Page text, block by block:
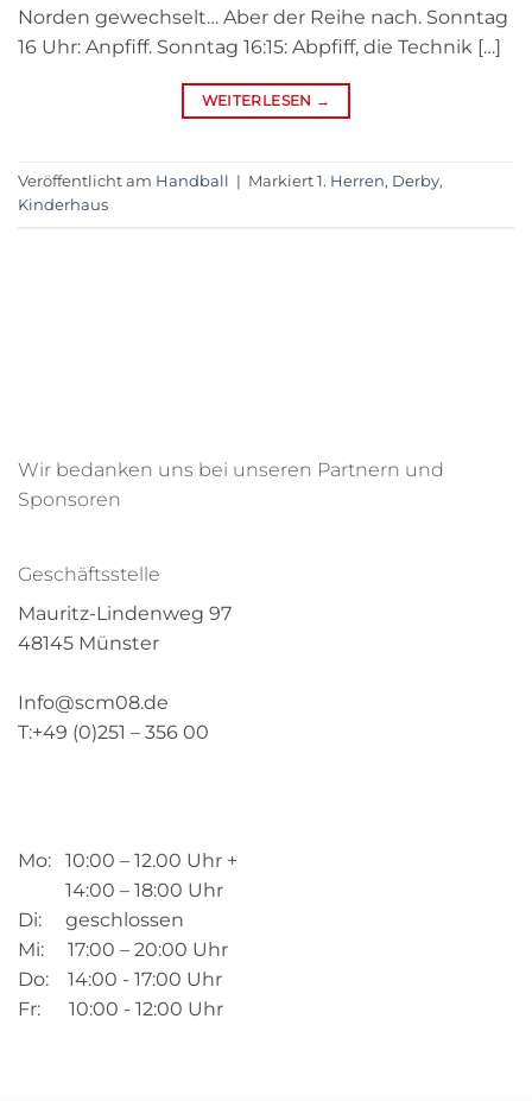
Norden gewechselt… Aber der Reihe nach. Sonntag
16 Uhr: Anpfiff. Sonntag 16:15: Abpfiff, die Technik […]
WEITERLESEN →
Veröffentlicht am Handball | Markiert 1. Herren, Derby,
Kinderhaus
Wir bedanken uns bei unseren Partnern und
Sponsoren
Geschäftsstelle
Mauritz-Lindenweg 97
48145 Münster
Info@scm08.de
T:+49 (0)251 – 356 00
Mo: 10:00 – 12.00 Uhr +
14:00 – 18:00 Uhr
Di: geschlossen
Mi: 17:00 – 20:00 Uhr
Do: 14:00 - 17:00 Uhr
Fr: 10:00 - 12:00 Uhr